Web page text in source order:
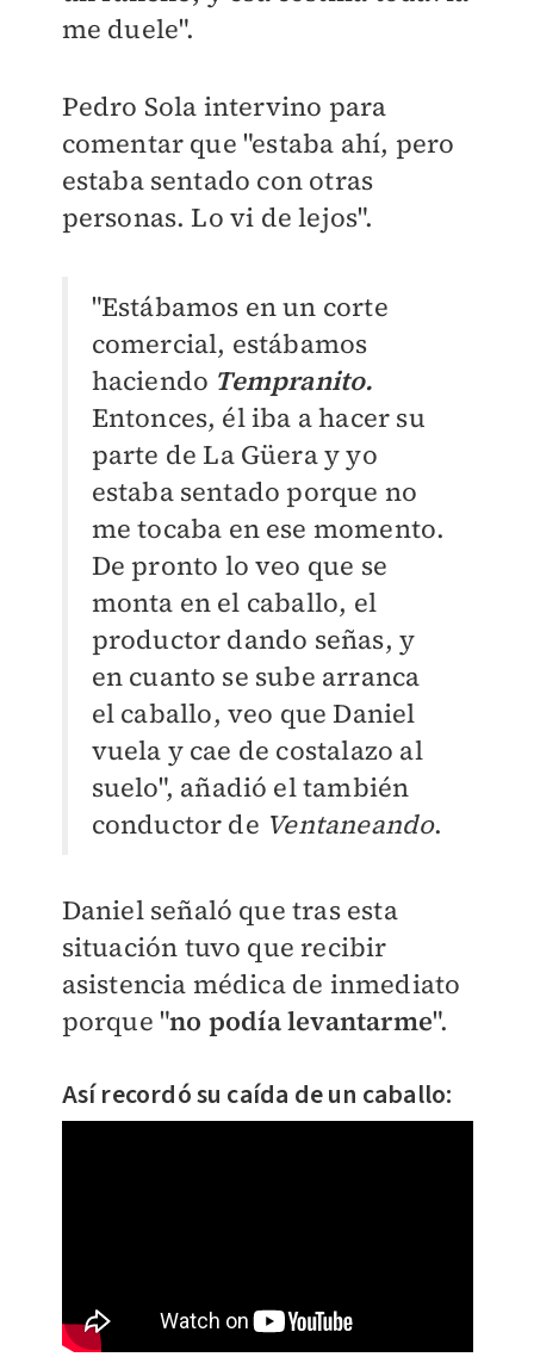
me duele".
Pedro Sola intervino para
comentar que "estaba ahí, pero
estaba sentado con otras
personas. Lo vi de lejos".
"Estábamos en un corte
comercial, estábamos
haciendo Tempranito.
Entonces, él iba a hacer su
parte de La Güera y yo
estaba sentado porque no
me tocaba en ese momento.
De pronto lo veo que se
monta en el caballo, el
productor dando señas, y
en cuanto se sube arranca
el caballo, veo que Daniel
vuela y cae de costalazo al
suelo", añadió el también
conductor de Ventaneando.
Daniel señaló que tras esta
situación tuvo que recibir
asistencia médica de inmediato
porque "no podía levantarme".
Así recordó su caída de un caballo: